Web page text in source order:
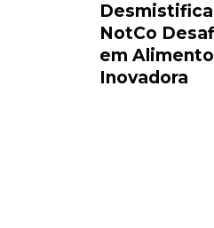
NotCo
em
Inovadora